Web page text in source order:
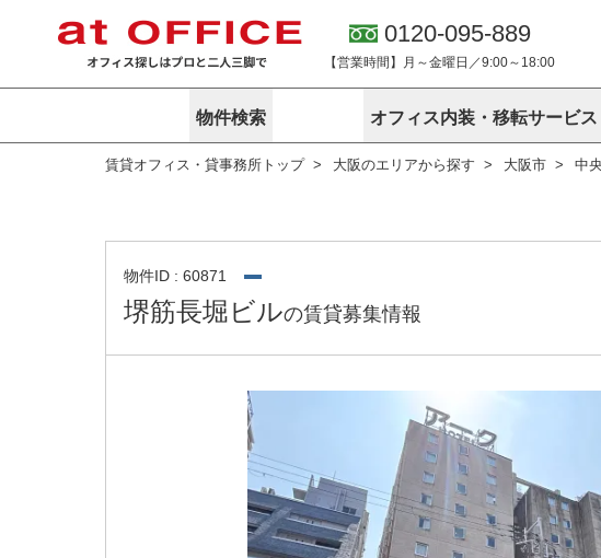
0120-095-889
【営業時間】月～金曜日／9:00～18:00
物件検索
東京
路線から探す
こだわりから探す
賃料相場を参考に探す
地図から探す
居抜き物件特集
シェア・レンタルオフィス
バーチャルオフィス
東京のクリニックを探す
神奈川
路線から探す
地図から探す
神奈川のクリニックを探す
その他
オフィス内装・移転サービス
サービス内容
オフィス探しノウハウ
アットオフィスが選ばれる理
無料ダウンロード
企業情報
オフィス紹介
アットクリニック アットレジデンス
賃貸オフィス・貸事務所トップ 大阪のエリアから探す 大阪市 中
物件ID : 60871
堺筋長堀ビルの賃貸募集情報